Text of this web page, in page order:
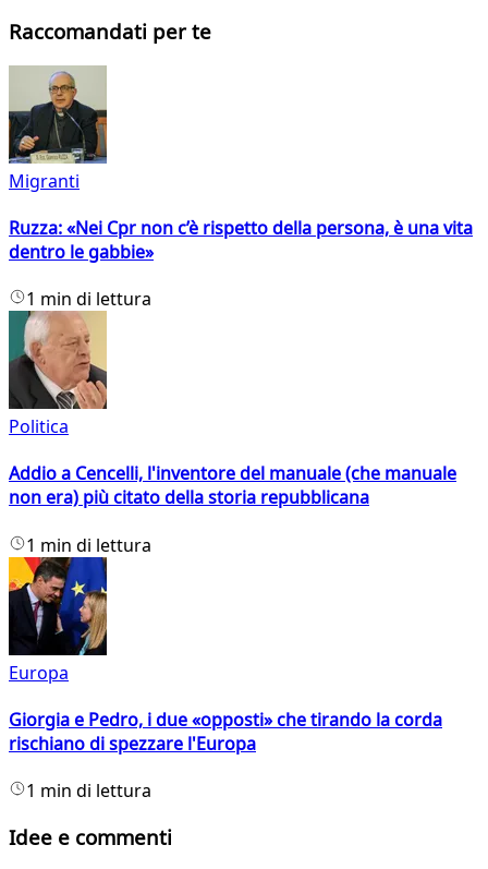
Raccomandati per te
Migranti
Ruzza: «Nei Cpr non c’è rispetto della persona, è una vita
dentro le gabbie»
1 min di lettura
Politica
Addio a Cencelli, l'inventore del manuale (che manuale
non era) più citato della storia repubblicana
1 min di lettura
Europa
Giorgia e Pedro, i due «opposti» che tirando la corda
rischiano di spezzare l'Europa
1 min di lettura
Idee e commenti